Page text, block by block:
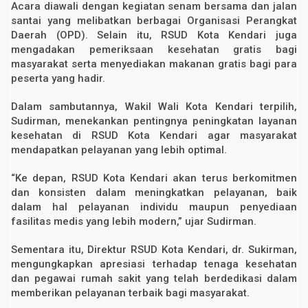
n
a
n
P
r
i
Acara diawali dengan kegiatan senam bersama dan jalan
santai yang melibatkan berbagai Organisasi Perangkat
Daerah (OPD). Selain itu, RSUD Kota Kendari juga
mengadakan pemeriksaan kesehatan gratis bagi
masyarakat serta menyediakan makanan gratis bagi para
peserta yang hadir.
Dalam sambutannya, Wakil Wali Kota Kendari terpilih,
Sudirman, menekankan pentingnya peningkatan layanan
kesehatan di RSUD Kota Kendari agar masyarakat
mendapatkan pelayanan yang lebih optimal.
“Ke depan, RSUD Kota Kendari akan terus berkomitmen
dan konsisten dalam meningkatkan pelayanan, baik
dalam hal pelayanan individu maupun penyediaan
fasilitas medis yang lebih modern,” ujar Sudirman.
Sementara itu, Direktur RSUD Kota Kendari, dr. Sukirman,
mengungkapkan apresiasi terhadap tenaga kesehatan
dan pegawai rumah sakit yang telah berdedikasi dalam
memberikan pelayanan terbaik bagi masyarakat.